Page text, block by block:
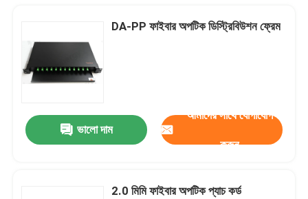
DA-PP ফাইবার অপটিক ডিস্ট্রিবিউশন ফ্রেম
ভালো দাম
আমাদের সাথে যোগাযোগ
করুন
2.0 মিমি ফাইবার অপটিক প্যাচ কর্ড